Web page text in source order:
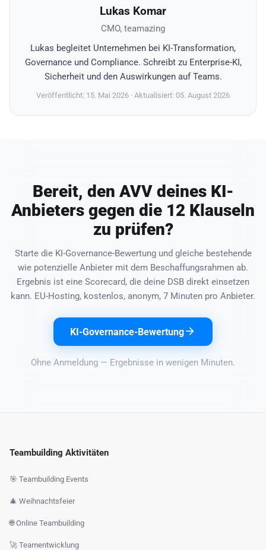
Lukas Komar
CMO, teamazing
Lukas begleitet Unternehmen bei KI-Transformation,
Governance und Compliance. Schreibt zu Enterprise-KI,
Sicherheit und den Auswirkungen auf Teams.
Veröffentlicht: 15. Mai 2026 · Aktualisiert: 05. August 2026
Bereit, den AVV deines KI-
Anbieters gegen die 12 Klauseln
zu prüfen?
Starte die KI-Governance-Bewertung und gleiche bestehende
wie potenzielle Anbieter mit dem Beschaffungsrahmen ab.
Ergebnis ist eine Scorecard, die deine DSB direkt einsetzen
kann. EU-Hosting, kostenlos, anonym, 7 Minuten pro Anbieter.
KI-Governance-Bewertung
Ohne Anmeldung — Ergebnisse in wenigen Minuten.
Teambuilding Aktivitäten
🎯 Teambuilding Events
🎄 Weihnachtsfeier
🌐 Online Teambuilding
🚀 Teamentwicklung